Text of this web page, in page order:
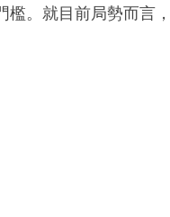
檻。就目前局勢而言